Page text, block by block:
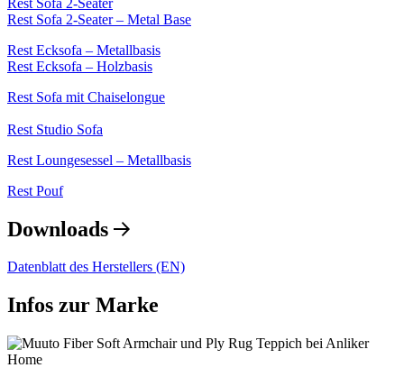
Rest Sofa 2-Seater – Metal Base
Rest Ecksofa – Metallbasis
Rest Ecksofa – Holzbasis
Rest Sofa mit Chaiselongue
Rest Studio Sofa
Rest Loungesessel – Metallbasis
Rest Pouf
Downloads
Datenblatt des Herstellers (EN)
Infos zur Marke